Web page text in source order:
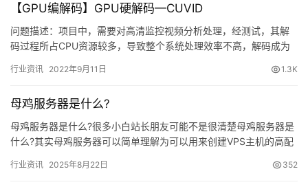
【GPU编解码】GPU硬解码—CUVID
问题描述：项目中，需要对高清监控视频分析处理，经测试，其解
码过程所占CPU资源较多，导致整个系统处理效率不高，解码成为
行业资讯 2022年9月11日 1.3K
母鸡服务器是什么?
母鸡服务器是什么?很多小白站长朋友可能不是很清楚母鸡服务器是
什么?其实母鸡服务器可以简单理解为可以用来创建VPS主机的高配
行业资讯 2025年8月22日 352